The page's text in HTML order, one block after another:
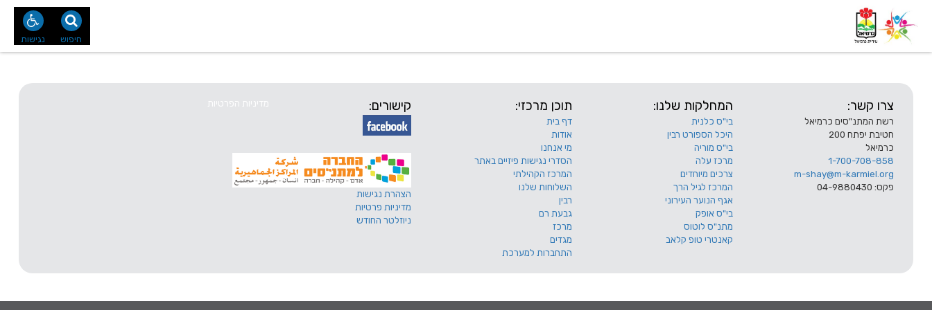
נגישות חיפוש
צרו קשר:
רשת המתנ"סים כרמיאל
חטיבת יפתח 200
כרמיאל
1-700-708-858
m-shay@m-karmiel.org
פקס: 04-9880430
המחלקות שלנו:
בי"ס כלנית
היכל הספורט רבין
בי"ס מוריה
מרכז עלה
צרכים מיוחדים
המרכז לגיל הרך
אגף הנוער העירוני
בי"ס אופק
מתנ"ס לוטוס
קאנטרי טופ קלאב
תוכן מרכזי:
דף בית
אודות
מי אנחנו
הסדרי נגישות פיזיים באתר
המרכז הקהילתי
השלוחות שלנו
רבין
גבעת רם
מרכז
מגדים
התחברות למערכת
קישורים:
הצהרת נגישות
מדיניות פרטיות
ניוזלטר החודש
מדיניות הפרטיות